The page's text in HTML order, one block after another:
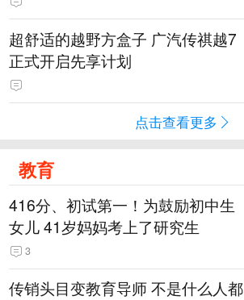
超舒适的越野方盒子 广汽传祺越7
正式开启先享计划
点击查看更多
教育
416分、初试第一！为鼓励初中生
女儿 41岁妈妈考上了研究生
3
传销头目变教育导师 不是什么人都